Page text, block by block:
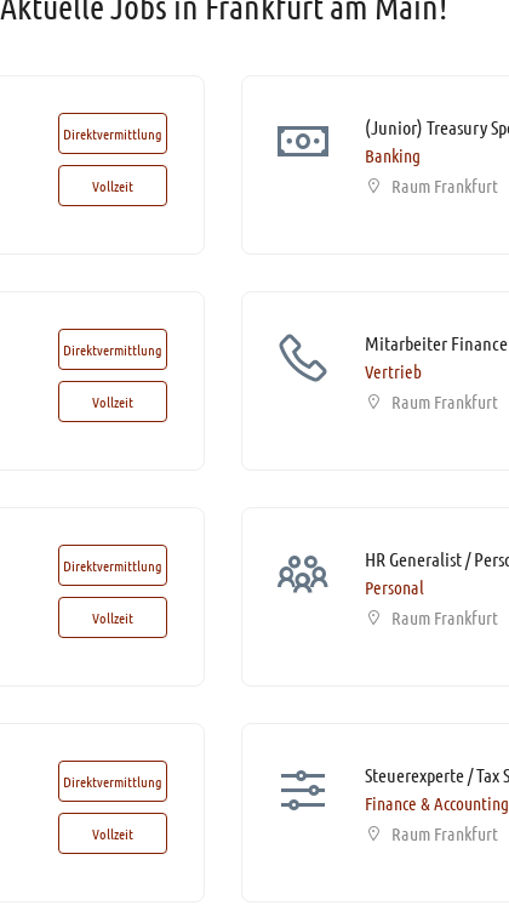
Direktvermittlung
Vollzeit
Banking
Raum Frankfurt
Direktvermittlung
Vollzeit
Vertrieb
Raum Frankfurt
Direktvermittlung
Vollzeit
Personal
Raum Frankfurt
Direktvermittlung
Vollzeit
Finance & Accounting
Raum Frankfurt